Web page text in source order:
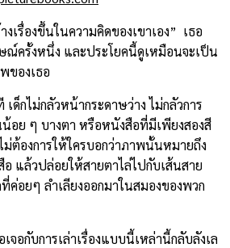
งเรื่องขึ้นในความคิดของเขาเอง” เธอ
ณ์ครั้งหนึ่ง และประโยคนี้ดูเหมือนจะเป็น
ของเธอ
เด็กไม่กลัวหน้ากระดาษว่าง ไม่กลัวการ
อย ๆ บางตา หรือหนังสือที่มีเพียงสองสี
ม่ต้องการให้ใครบอกว่าภาพนั้นหมายถึง
อ แล้วปล่อยให้สายตาไล่ไปกับเส้นสาย
ค่อยๆ ลำเลียงออกมาในสมองของพวก
อกับการเล่าเรื่องแบบนี้เหล่านี้กลับลังเล